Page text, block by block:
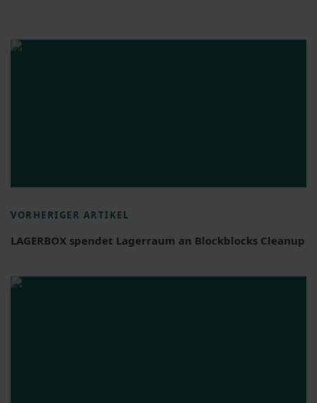
VORHERIGER ARTIKEL
LAGERBOX spendet Lagerraum an Blockblocks Cleanup